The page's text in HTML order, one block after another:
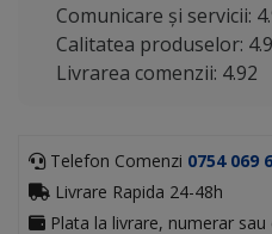
Comunicare și servicii:
Calitatea produselor:
Livrarea comenzii: 4.92
Telefon Comenzi 0754 069
Livrare Rapida 24-48h
Plata la livrare, numerar